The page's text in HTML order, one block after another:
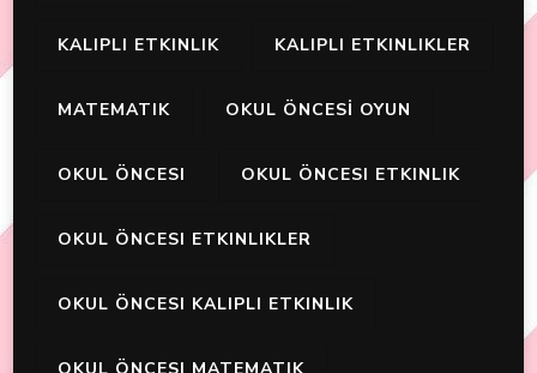
KALIPLI ETKINLIK KALIPLI ETKINLIKLER
MATEMATIK OKUL ÖNCESİ OYUN
OKUL ÖNCESI OKUL ÖNCESI ETKINLIK
OKUL ÖNCESI ETKINLIKLER
OKUL ÖNCESI KALIPLI ETKINLIK